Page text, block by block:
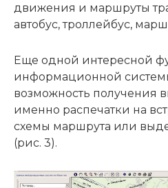
движения и маршруты
автобус, троллейбус,
Еще одной интересной
информационной
возможность получения
именно распечатки на
схемы маршрута или
(рис. 3).